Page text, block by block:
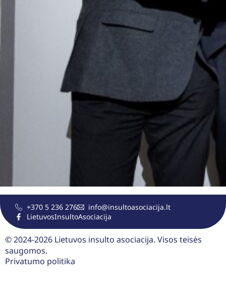
+370 5 236 276
info@insultoasociacija.lt
LietuvosInsultoAsociacija
© 2024-2026 Lietuvos insulto asociacija. Visos teisės
saugomos.
Privatumo politika